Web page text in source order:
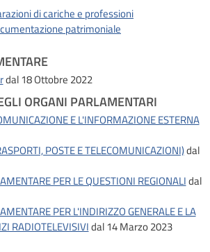
di cariche e professioni
patrimoniale
dal 18 Ottobre 2022
ORGANI PARLAMENTARI
E L'INFORMAZIONE ESTERNA
POSTE E TELECOMUNICAZIONI)dal
PER LE QUESTIONI REGIONALIdal
PER L'INDIRIZZO GENERALE E LA
RADIOTELEVISIVIdal 14 Marzo 2023